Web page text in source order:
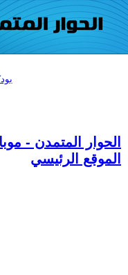
الحوار المتمدن -
الموقع الرئيسي